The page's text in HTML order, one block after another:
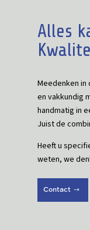
Alles
Meedenken
en vakkundig
handmatig in
Juist de
Heeft u
weten, we
Contact